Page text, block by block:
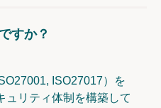
すか？
ISO27017）を
ュリティ体制を構築して